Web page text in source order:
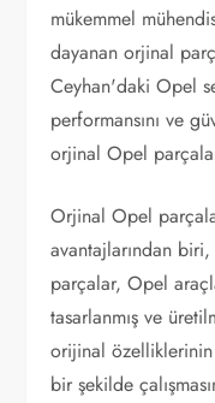
mükemmel
dayanan orjinal
Ceyhan'daki Opel
performansını ve
orjinal Opel
Orjinal Opel
avantajlarından
parçalar, Opel
tasarlanmış ve
orijinal özelliklerinin
bir şekilde